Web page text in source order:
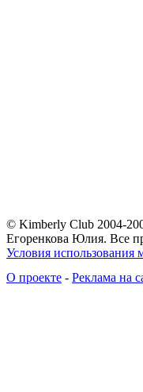
© Kimberly Club 2004-
Егоренкова Юлия. Все
Условия использования
О проекте - Реклама на